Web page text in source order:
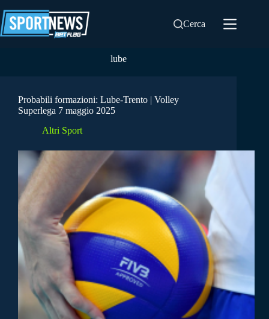
al
contenuto
Cerca
lube
Probabili formazioni: Lube-Trento | Volley
Superlega 7 maggio 2025
Altri Sport